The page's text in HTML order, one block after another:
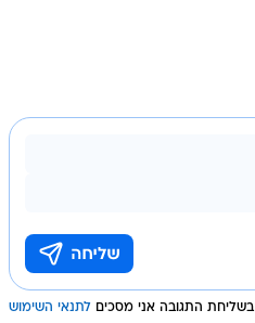
בשליחת התגובה אני מסכים לתנאי השימוש